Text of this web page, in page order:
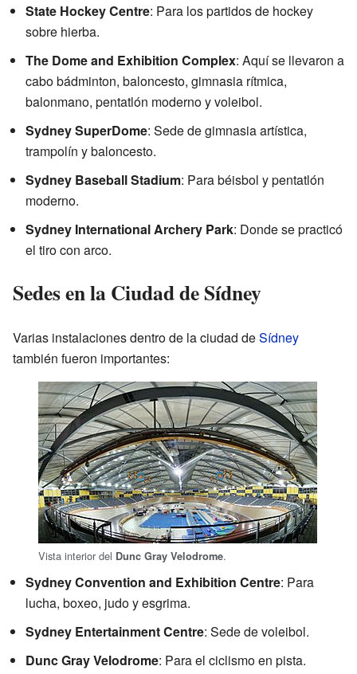
State Hockey Centre: Para los partidos de hockey
sobre hierba.
The Dome and Exhibition Complex: Aquí se llevaron a
cabo bádminton, baloncesto, gimnasia rítmica,
balonmano, pentatlón moderno y voleibol.
Sydney SuperDome: Sede de gimnasia artística,
trampolín y baloncesto.
Sydney Baseball Stadium: Para béisbol y pentatlón
moderno.
Sydney International Archery Park: Donde se practicó
el tiro con arco.
Sedes en la Ciudad de Sídney
Varias instalaciones dentro de la ciudad deSídney
también fueron importantes:
Vista interior del Dunc Gray Velodrome.
Sydney Convention and Exhibition Centre: Para
lucha, boxeo, judo y esgrima.
Sydney Entertainment Centre: Sede de voleibol.
Dunc Gray Velodrome: Para el ciclismo en pista.